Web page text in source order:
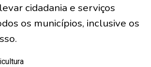
cidadania e serviços
os municípios, inclusive os